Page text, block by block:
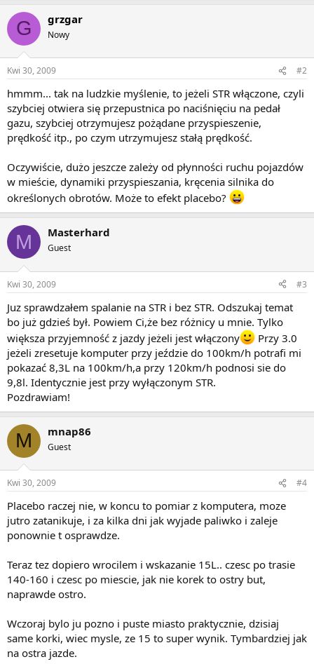
G grzgar
Nowy
Kwi 30, 2009 #2
hmmm... tak na ludzkie myślenie, to jeżeli STR włączone, czyli
szybciej otwiera się przepustnica po naciśnięciu na pedał
gazu, szybciej otrzymujesz pożądane przyspieszenie,
prędkość itp., po czym utrzymujesz stałą prędkość.
Oczywiście, dużo jeszcze zależy od płynności ruchu pojazdów
w mieście, dynamiki przyspieszania, kręcenia silnika do
określonych obrotów. Może to efekt placebo?
M Masterhard
Guest
Kwi 30, 2009 #3
Juz sprawdzałem spalanie na STR i bez STR. Odszukaj temat
bo już gdzieś był. Powiem Ci,że bez różnicy u mnie. Tylko
większa przyjemność z jazdy jeżeli jest włączony
Przy 3.0
jeżeli zresetuje komputer przy jeździe do 100km/h potrafi mi
pokazać 8,3L na 100km/h,a przy 120km/h podnosi sie do
9,8l. Identycznie jest przy wyłączonym STR.
Pozdrawiam!
M mnap86
Guest
Kwi 30, 2009 #4
Placebo raczej nie, w koncu to pomiar z komputera, moze
jutro zatanikuje, i za kilka dni jak wyjade paliwko i zaleje
ponownie t osprawdze.
Teraz tez dopiero wrocilem i wskazanie 15L.. czesc po trasie
140-160 i czesc po miescie, jak nie korek to ostry but,
naprawde ostro.
Wczoraj bylo ju pozno i puste miasto praktycznie, dzisiaj
same korki, wiec mysle, ze 15 to super wynik. Tymbardziej jak
na ostra jazde.